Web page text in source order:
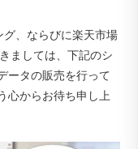
グ、ならびに楽天市場
ましては、下記のシ
ータの販売を行って
心からお待ち申し上